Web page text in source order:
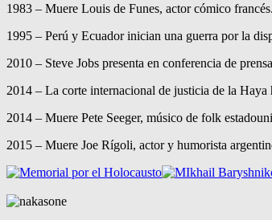
1983 – Muere Louis de Funes, actor cómico francés.
1995 – Perú y Ecuador inician una guerra por la
2010 – Steve Jobs presenta en conferencia de
2014 – La corte internacional de justicia de la
2014 – Muere Pete Seeger, músico de folk
2015 – Muere Joe Rígoli, actor y humorista